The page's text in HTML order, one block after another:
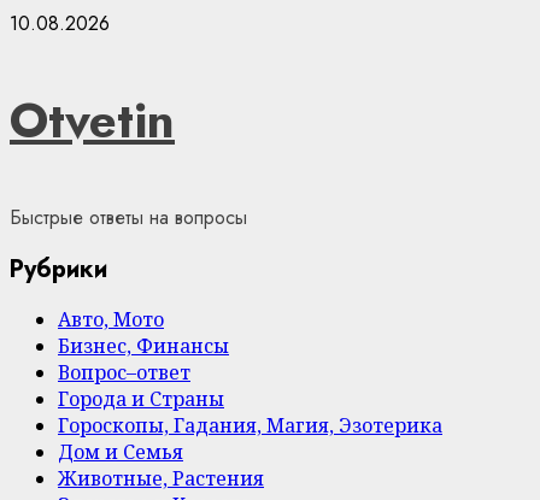
Skip
10.08.2026
Otvetin
Быстрые ответы на вопросы
Рубрики
Авто, Мото
Бизнес, Финансы
Вопрос–ответ
Города и Страны
Гороскопы, Гадания, Магия, Эзотерика
Дом и Семья
Животные, Растения